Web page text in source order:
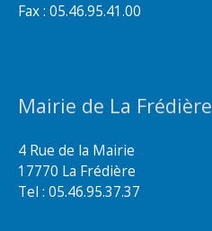
Fax : 05.46.95.41.00
Mairie de La Frédière
4 Rue de la Mairie
17770 La Frédière
Tel : 05.46.95.37.37